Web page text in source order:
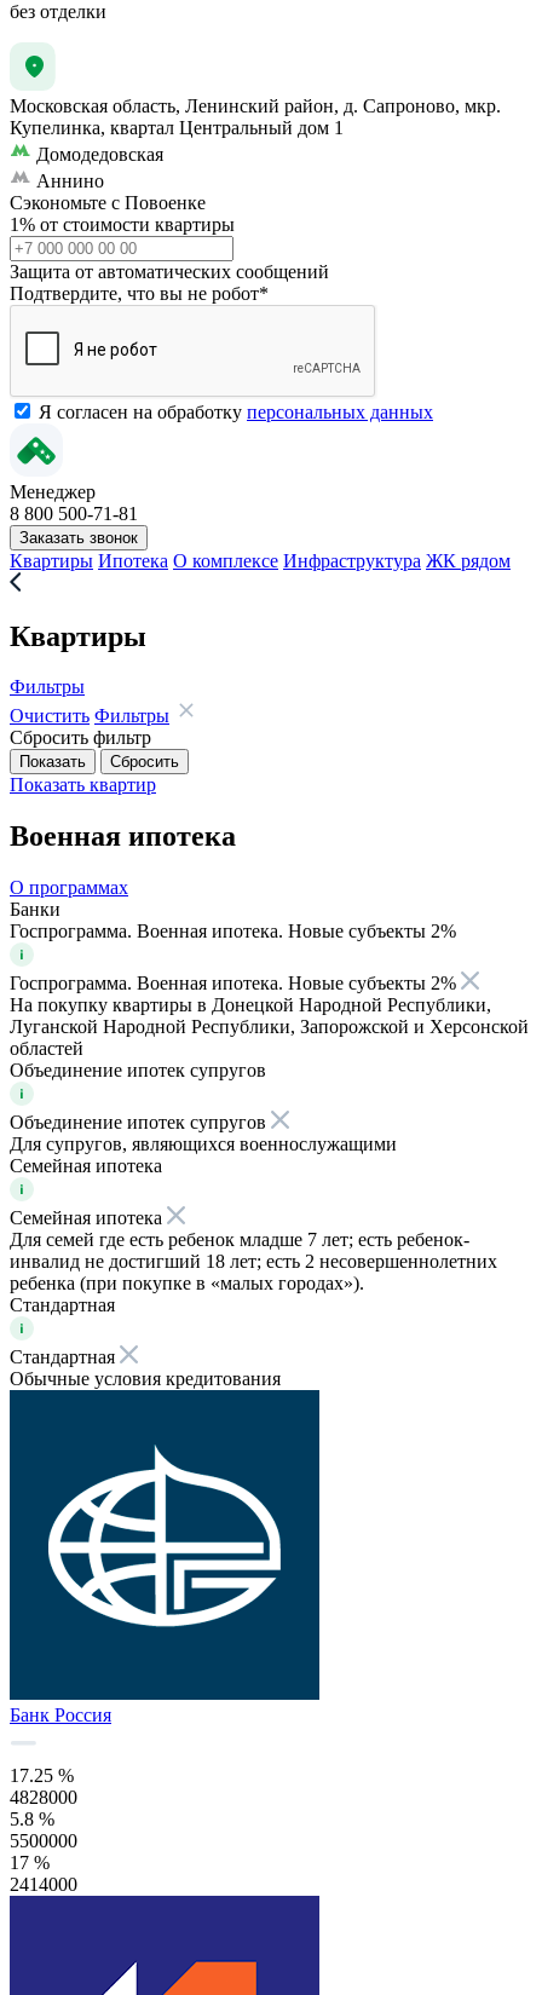
без отделки
Московская область, Ленинский район, д. Сапроново, мкр.
Купелинка, квартал Центральный дом 1
Домодедовская
Аннино
Сэкономьте с Повоенке
1% от стоимости квартиры
Защита от автоматических сообщений
Подтвердите, что вы не робот*
Я согласен на обработку персональных данных
Менеджер
8 800 500-71-81
Заказать звонок
Квартиры Ипотека О комплексе Инфраструктура ЖК рядом
Квартиры
Фильтры
Очистить Фильтры
Сбросить фильтр
Показать квартир
Военная ипотека
О программах
Банки
Госпрограмма. Военная ипотека. Новые субъекты 2%
Госпрограмма. Военная ипотека. Новые субъекты 2%
На покупку квартиры в Донецкой Народной Республики,
Луганской Народной Республики, Запорожской и Херсонской
областей
Объединение ипотек супругов
Объединение ипотек супругов
Для супругов, являющихся военнослужащими
Семейная ипотека
Семейная ипотека
Для семей где есть ребенок младше 7 лет; есть ребенок-
инвалид не достигший 18 лет; есть 2 несовершеннолетних
ребенка (при покупке в «малых городах»).
Стандартная
Стандартная
Обычные условия кредитования
Банк Россия
17.25 %
4828000
5.8 %
5500000
17 %
2414000